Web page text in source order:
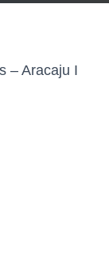
– Aracaju I